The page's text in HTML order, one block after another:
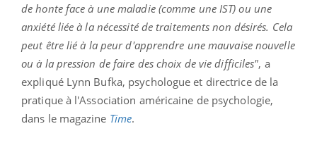
de honte face à une maladie (comme une IST) ou une
anxiété liée à la nécessité de traitements non désirés. Cela
peut être lié à la peur d'apprendre une mauvaise nouvelle
ou à la pression de faire des choix de vie difficiles", a
expliqué Lynn Bufka, psychologue et directrice de la
pratique à l'Association américaine de psychologie,
dans le magazine Time.